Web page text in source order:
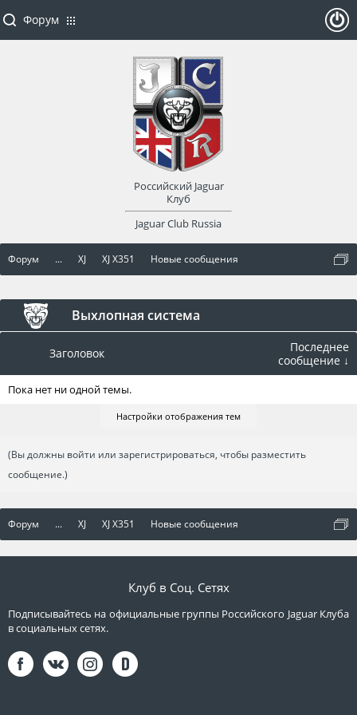
Форум ... XJ XJ X351 Новые сообщения
Выхлопная система
Заголовок
Последнее
сообщение ↓
Пока нет ни одной темы.
Настройки отображения тем
(Вы должны войти или зарегистрироваться, чтобы разместить
сообщение.)
Форум ... XJ XJ X351 Новые сообщения
Форум
Российский Jaguar
Клуб
Jaguar Club Russia
оват
Клуб в Соц. Сетях
Подписывайтесь на официальные группы Российского Jaguar Клуба
в социальных сетях.